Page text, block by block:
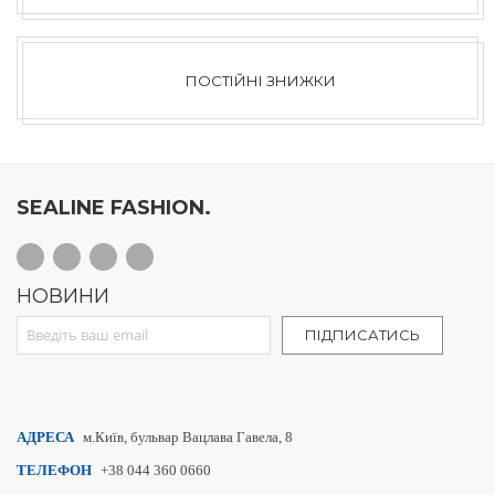
ПОСТІЙНІ ЗНИЖКИ
SEALINE FASHION.
НОВИНИ
Sign Up for Our Newsletter:
ПІДПИСАТИСЬ
АДРЕСА м.Київ, бульвар Вацлава Гавела, 8
ТЕЛЕФОН +38 044 360 0660